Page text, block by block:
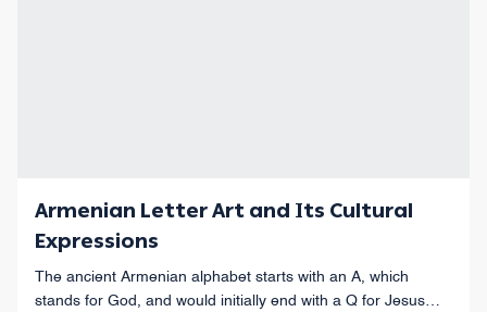
Armenian Letter Art and Its Cultural
Expressions
The ancient Armenian alphabet starts with an A, which
stands for God, and would initially end with a Q for Jesus